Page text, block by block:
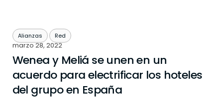
Alianzas Red
marzo 28, 2022
Wenea y Meliá se unen en un
acuerdo para electrificar los hoteles
del grupo en España